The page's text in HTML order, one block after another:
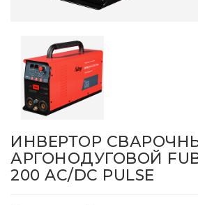
ИНВЕРТОР
АРГОНОДУГОВОЙ
200 AC/DC PULSE